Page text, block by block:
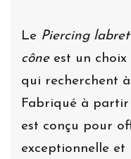
Le Piercing
côneest un choix
qui recherchent
Fabriqué à
est conçu pour
exceptionnelle et